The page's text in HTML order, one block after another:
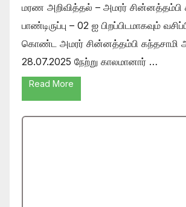
மரண அறிவித்தல் – அமரர் சின்னத்தம்பி
பாண்டிருப்பு – 02 ஐ பிறப்பிடமாகவும்
கொண்ட அமரர் சின்னத்தம்பி கந்தசாமி
28.07.2025 நேற்று காலமானார் …
Read More